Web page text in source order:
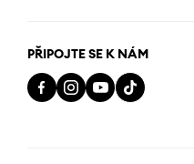
PŘIPOJTE SE K NÁM